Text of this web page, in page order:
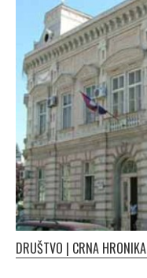
DRUŠTVO | CRNA HRONIKA